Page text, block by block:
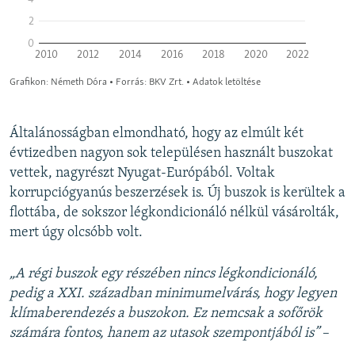
Általánosságban elmondható, hogy az elmúlt két
évtizedben nagyon sok településen használt buszokat
vettek, nagyrészt Nyugat-Európából. Voltak
korrupciógyanús beszerzések is. Új buszok is kerültek a
flottába, de sokszor légkondicionáló nélkül vásárolták,
mert úgy olcsóbb volt.
„A régi buszok egy részében nincs légkondicionáló,
pedig a XXI. században minimumelvárás, hogy legyen
klímaberendezés a buszokon. Ez nemcsak a sofőrök
számára fontos, hanem az utasok szempontjából is”–